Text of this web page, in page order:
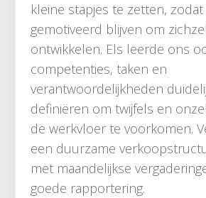
kleine stapjes te zetten,
gemotiveerd blijven om
ontwikkelen. Els leerde ons
competenties, taken en
verantwoordelijkheden
definiëren om twijfels en
de werkvloer te voorkomen.
een duurzame
met maandelijkse
goede rapportering.